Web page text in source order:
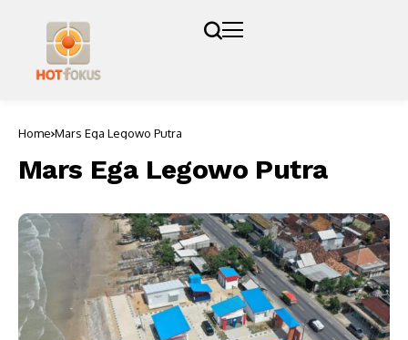
Home Mars Ega Legowo Putra
Mars Ega Legowo Putra